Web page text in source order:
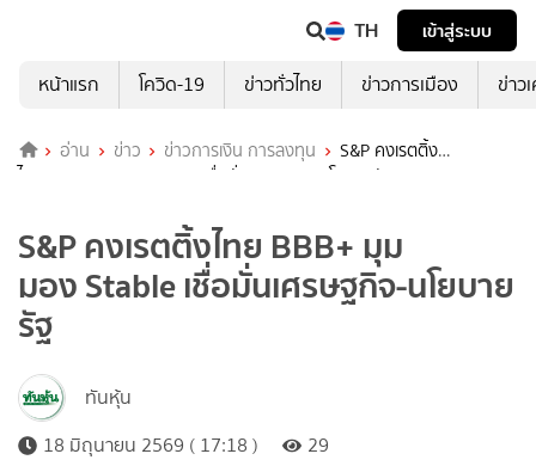
TH
เข้าสู่ระบบ
หน้าแรก
โควิด-19 ข่าวทั่วไทย ข่าวการเมือง ข่าว
อ่าน ข่าว ข่าวการเงิน การลงทุน
S&P คงเรตติ้ง
ไทย BBB+ มุมมอง Stable เชื่อมั่นเศรษฐกิจ-นโยบายรัฐ
S&P คงเรตติ้งไทย BBB+ มุม
มอง Stable เชื่อมั่นเศรษฐกิจ-นโยบาย
รัฐ
ทันหุ้น
18 มิถุนายน 2569 ( 17:18 )
29